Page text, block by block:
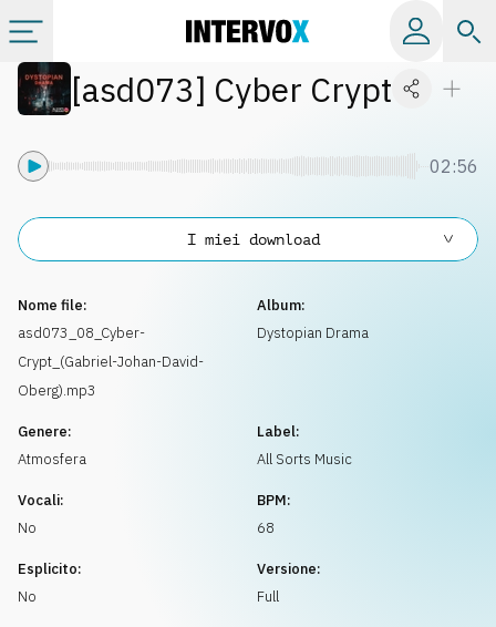
Categorie
Album
Playlist
Licenze
[asd073] Cyber Crypt
02:56
Nome file:
asd073_08_Cyber-
Crypt_(Gabriel-Johan-David-
Oberg).mp3
Album:
Dystopian Drama
Genere:
Atmosfera
Label:
All Sorts Music
Vocali:
No
BPM:
68
Esplicito:
No
Versione:
Full
I miei download